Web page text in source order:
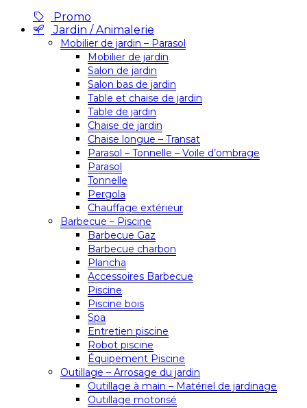
Promo
Jardin / Animalerie
Mobilier de jardin – Parasol
Mobilier de jardin
Salon de jardin
Salon bas de jardin
Table et chaise de jardin
Table de jardin
Chaise de jardin
Chaise longue – Transat
Parasol – Tonnelle – Voile d’ombrage
Parasol
Tonnelle
Pergola
Chauffage extérieur
Barbecue – Piscine
Barbecue Gaz
Barbecue charbon
Plancha
Accessoires Barbecue
Piscine
Piscine bois
Spa
Entretien piscine
Robot piscine
Équipement Piscine
Outillage – Arrosage du jardin
Outillage à main – Matériel de jardinage
Outillage motorisé